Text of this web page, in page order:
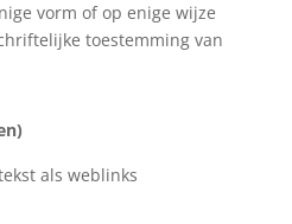
vorm of op enige wijze
toestemming van
als weblinks